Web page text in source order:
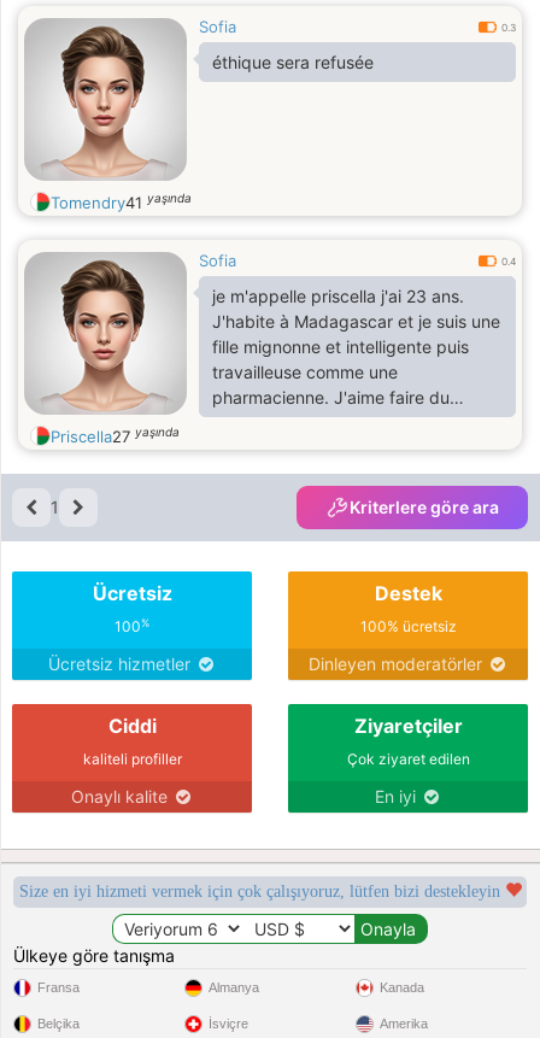
Sofia 0.3
éthique sera refusée
Tomendry41 yaşında
Sofia 0.4
je m'appelle priscella j'ai 23 ans.
J'habite à Madagascar et je suis une
fille mignonne et intelligente puis
travailleuse comme une
pharmacienne. J'aime faire du
voyage et lire une livre romantique
Priscella27 yaşında
1 Kriterlere göre ara
Ücretsiz
100%
Ücretsiz hizmetler
Destek
100% ücretsiz
Dinleyen moderatörler
Ciddi
kaliteli profiller
Onaylı kalite
Ziyaretçiler
Çok ziyaret edilen
En iyi
Size en iyi hizmeti vermek için çok çalışıyoruz, lütfen bizi destekleyin
Ülkeye göre tanışma
Fransa
Belçika
Almanya
İsviçre
Kanada
Amerika